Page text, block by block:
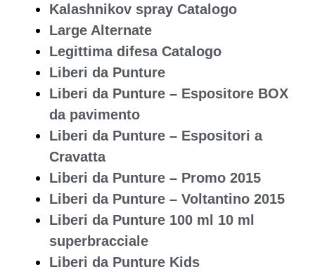
Kalashnikov spray Catalogo
Large Alternate
Legittima difesa Catalogo
Liberi da Punture
Liberi da Punture – Espositore BOX
da pavimento
Liberi da Punture – Espositori a
Cravatta
Liberi da Punture – Promo 2015
Liberi da Punture – Voltantino 2015
Liberi da Punture 100 ml 10 ml
superbracciale
Liberi da Punture Kids